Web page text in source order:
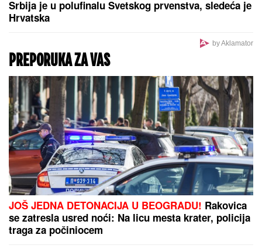
Podatak za ponos crno-belih:
Konačno dobre vesti za Partizan
posle ubedljive pobede